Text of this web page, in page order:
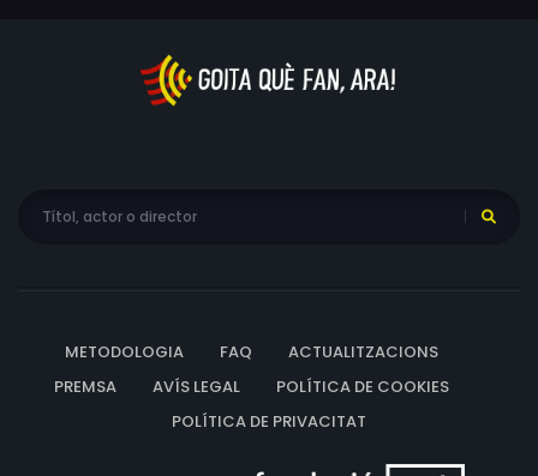
METODOLOGIA FAQ
ACTUALITZACIONS
PREMSA
AVÍS LEGAL
POLÍTICA DE COOKIES
POLÍTICA DE PRIVACITAT